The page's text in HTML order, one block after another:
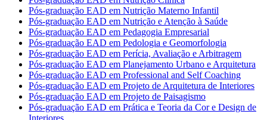
Pós-graduação EAD em Nutrição Materno Infantil
Pós-graduação EAD em Nutrição e Atenção à Saúde
Pós-graduação EAD em Pedagogia Empresarial
Pós-graduação EAD em Pedologia e Geomorfologia
Pós-graduação EAD em Perícia, Avaliação e Arbitragem
Pós-graduação EAD em Planejamento Urbano e Arquitetura
Pós-graduação EAD em Professional and Self Coaching
Pós-graduação EAD em Projeto de Arquitetura de Interiores
Pós-graduação EAD em Projeto de Paisagismo
Pós-graduação EAD em Prática e Teoria da Cor e Design de